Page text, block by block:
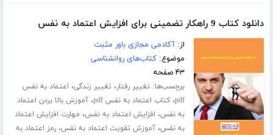
دانلود کتاب 9 راهکار تضمینی برای افزایش اعتماد به نفس
از:آکادمی مجازی باور مثبت
موضوع:کتاب‌های روانشناسی
۴۳ صفحه
برچسب‌ها: تغییر رفتار، تغییر زندگی، اعتماد به نفس
pdf،کتاب اعتماد به نفس pdf ،آموزش بالا بردن اعتماد
به نفس، افزایش اعتماد به نفس، مهارت افزایش اعتماد
به نفس،آموزش تقویت اعتماد به نفس،رمز اعتماد به